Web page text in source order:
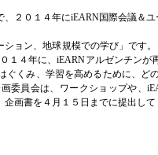
２０１４年にiEARN国際会議＆ユ
ョン、地球規模での学び」です
１４年に、iEARNアルゼンチン
ぐくみ、学習を高めるために、ど
委員会は、ワークショップや、
画書を４月１５日までに提出して